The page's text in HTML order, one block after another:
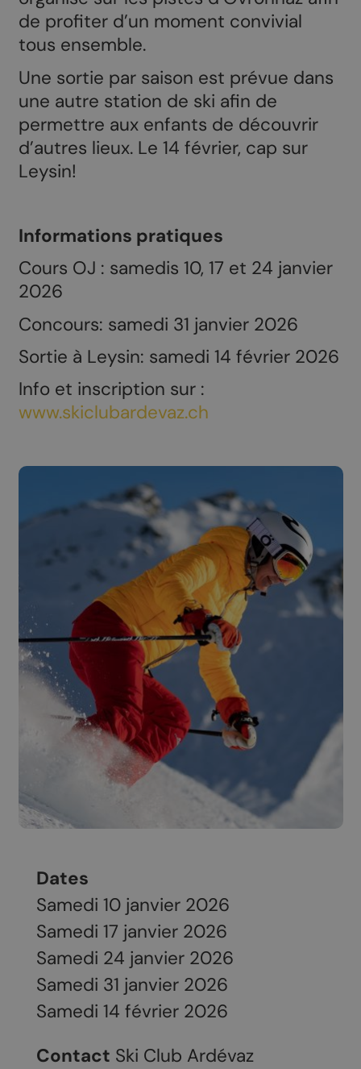
de profiter d’un moment convivial
tous ensemble.
Une sortie par saison est prévue dans
une autre station de ski afin de
permettre aux enfants de découvrir
d’autres lieux. Le 14 février, cap sur
Leysin!
Informations pratiques
Cours OJ : samedis 10, 17 et 24 janvier
2026
Concours: samedi 31 janvier 2026
Sortie à Leysin: samedi 14 février 2026
Info et inscription sur :
www.skiclubardevaz.ch
Dates
Samedi 10 janvier 2026
Samedi 17 janvier 2026
Samedi 24 janvier 2026
Samedi 31 janvier 2026
Samedi 14 février 2026
Contact Ski Club Ardévaz